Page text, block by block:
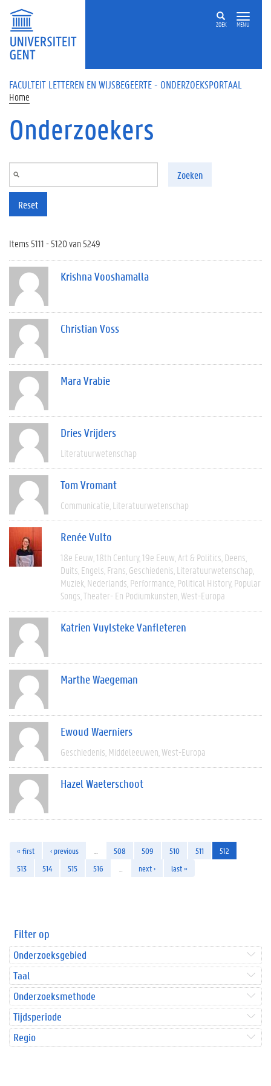
Overslaan en naar de inhoud gaan
ZOEK MENU
FACULTEIT LETTEREN EN WIJSBEGEERTE - ONDERZOEKSPORTAAL
Home
Onderzoekers
Zoeken
Reset
Items 5111 - 5120 van 5249
Krishna Vooshamalla
Christian Voss
Mara Vrabie
Dries Vrijders
Literatuurwetenschap
Tom Vromant
Communicatie Literatuurwetenschap
Renée Vulto
18e Eeuw 18th Century 19e Eeuw Art & Politics Deens
Duits Engels Frans Geschiedenis Literatuurwetenschap
Muziek Nederlands Performance Political History Popular
Songs Theater- En Podiumkunsten West-Europa
Katrien Vuylsteke Vanfleteren
Marthe Waegeman
Ewoud Waerniers
Geschiedenis Middeleeuwen West-Europa
Hazel Waeterschoot
« first ‹ previous 508 509 510 511
512
513
514 515 516 next › last »
Filter op
Onderzoeksgebied
Taal
Onderzoeksmethode
Tijdsperiode
Regio